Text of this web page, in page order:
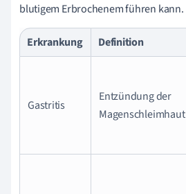
blutigem Erbrochenem führen kann.
Erkrankung Definition
Gastritis
Entzündung der
Magenschleimhaut